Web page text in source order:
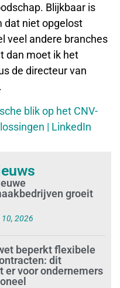
Blijkbaar is
dat niet opgelost
veel andere branches
dan moet ik het
de directeur van
blik op het CNV-
| LinkedIn
groeit
10, 2026
beperkt flexibele
dit
er voor ondernemers